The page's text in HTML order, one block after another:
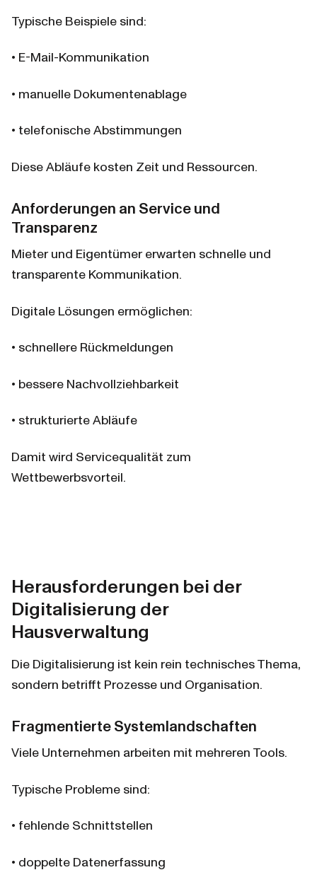
Typische Beispiele sind:
• E-Mail-Kommunikation
• manuelle Dokumentenablage
• telefonische Abstimmungen
Diese Abläufe kosten Zeit und Ressourcen.
Anforderungen an Service und
Transparenz
Mieter und Eigentümer erwarten schnelle und
transparente Kommunikation.
Digitale Lösungen ermöglichen:
• schnellere Rückmeldungen
• bessere Nachvollziehbarkeit
• strukturierte Abläufe
Damit wird Servicequalität zum
Wettbewerbsvorteil.
Herausforderungen bei der
Digitalisierung der
Hausverwaltung
Die Digitalisierung ist kein rein technisches Thema,
sondern betrifft Prozesse und Organisation.
Fragmentierte Systemlandschaften
Viele Unternehmen arbeiten mit mehreren Tools.
Typische Probleme sind:
• fehlende Schnittstellen
• doppelte Datenerfassung